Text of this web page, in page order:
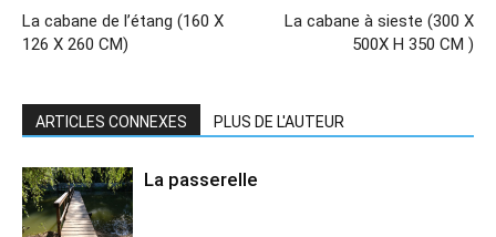
La cabane de l’étang (160 X
126 X 260 CM)
La cabane à sieste (300 X
500X H 350 CM )
ARTICLES CONNEXES PLUS DE L'AUTEUR
La passerelle